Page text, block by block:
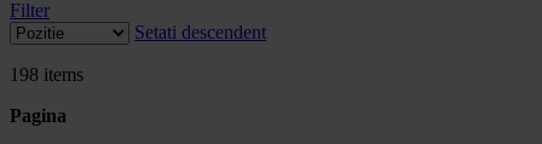
Filter
Setati descendent
198 items
Pagina